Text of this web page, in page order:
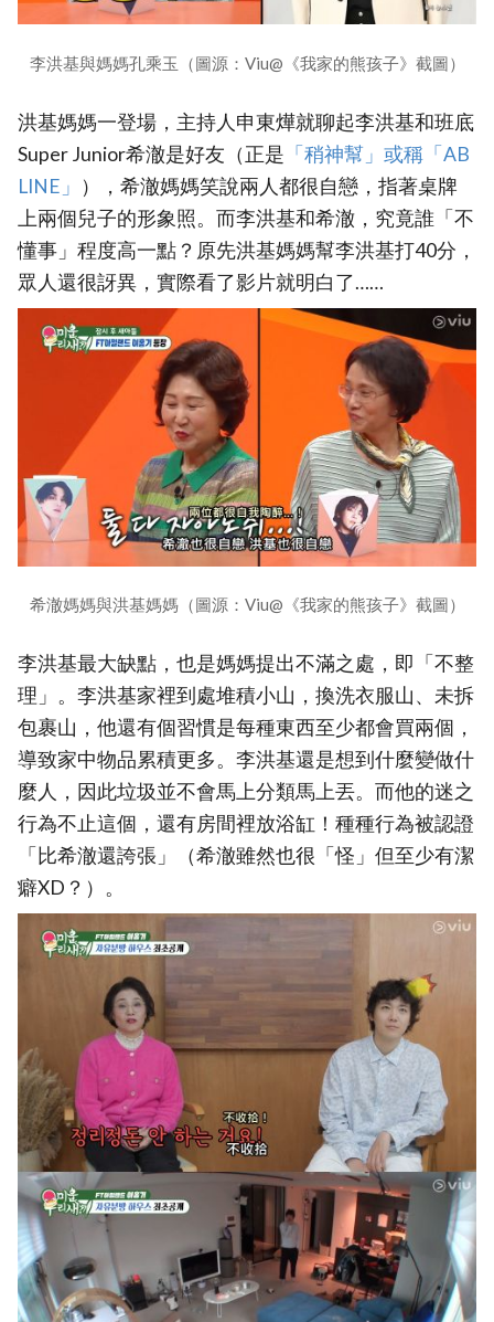
李洪基與媽媽孔乘玉（圖源：Viu@《我家的熊孩子》截圖）
洪基媽媽一登場，主持人申東燁就聊起李洪基和班底
Super Junior希澈是好友（正是 ‎「稍神幫」或稱「AB
LINE」
），希澈媽媽笑說兩人都很自戀，指著桌牌
上兩個兒子的形象照。而李洪基和希澈，究竟誰「不
懂事」程度高一點？原先洪基媽媽幫李洪基打40分，
眾人還很訝異，實際看了影片就明白了……
希澈媽媽與洪基媽媽（圖源：Viu@《我家的熊孩子》截圖）
李洪基最大缺點，也是媽媽提出不滿之處，即「不整
理」。李洪基家裡到處堆積小山，換洗衣服山、未拆
包裹山，他還有個習慣是每種東西至少都會買兩個，
導致家中物品累積更多。李洪基還是想到什麼變做什
麼人，因此垃圾並不會馬上分類馬上丟。而他的迷之
行為不止這個，還有房間裡放浴缸！種種行為被認證
「比希澈還誇張」（希澈雖然也很「怪」但至少有潔
癖XD？）。